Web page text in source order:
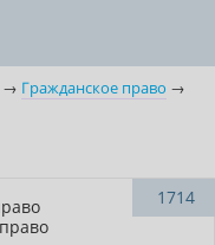
→ Гражданское право →
1714